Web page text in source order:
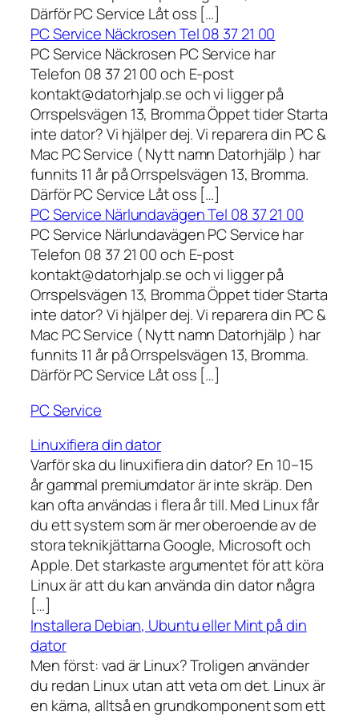
Därför PC Service Låt oss […]
PC Service Näckrosen Tel 08 37 21 00
PC Service Näckrosen PC Service har
Telefon 08 37 21 00 och E-post
kontakt@datorhjalp.se och vi ligger på
Orrspelsvägen 13, Bromma Öppet tider Starta
inte dator? Vi hjälper dej. Vi reparera din PC &
Mac PC Service ( Nytt namn Datorhjälp ) har
funnits 11 år på Orrspelsvägen 13, Bromma.
Därför PC Service Låt oss […]
PC Service Närlundavägen Tel 08 37 21 00
PC Service Närlundavägen PC Service har
Telefon 08 37 21 00 och E-post
kontakt@datorhjalp.se och vi ligger på
Orrspelsvägen 13, Bromma Öppet tider Starta
inte dator? Vi hjälper dej. Vi reparera din PC &
Mac PC Service ( Nytt namn Datorhjälp ) har
funnits 11 år på Orrspelsvägen 13, Bromma.
Därför PC Service Låt oss […]
PC Service
Linuxifiera din dator
Varför ska du linuxifiera din dator? En 10–15
år gammal premiumdator är inte skräp. Den
kan ofta användas i flera år till. Med Linux får
du ett system som är mer oberoende av de
stora teknikjättarna Google, Microsoft och
Apple. Det starkaste argumentet för att köra
Linux är att du kan använda din dator några
[…]
Installera Debian, Ubuntu eller Mint på din
dator
Men först: vad är Linux? Troligen använder
du redan Linux utan att veta om det. Linux är
en kärna, alltså en grundkomponent som ett